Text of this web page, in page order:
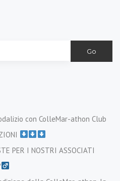
Go
con ColleMar-athon Club
PER I NOSTRI ASSOCIATI